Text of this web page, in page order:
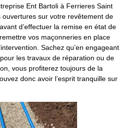
Ent Bartoli à Ferrieres Saint
sur votre revêtement de
d’effectuer la remise en état de
vos maçonneries en place
Sachez qu’en engageant
les travaux de réparation ou de
vous profiterez toujours de la
donc avoir l’esprit tranquille sur